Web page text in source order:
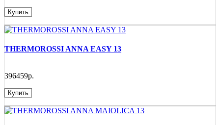
Купить
THERMOROSSI ANNA EASY 13
396459р.
Купить